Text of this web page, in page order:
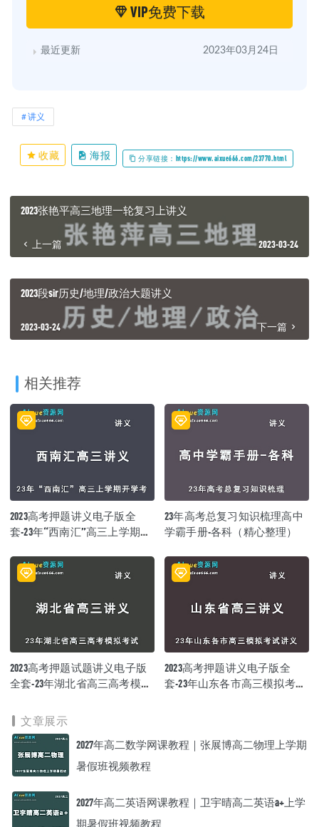
VIP免费下载
最近更新 2023年03月24日
讲义
收藏 海报 分享链接：https://www.aixue666.com/23770.html
2023张艳平高三地理一轮复习上讲义
上一篇 2023-03-24
2023段sir历史/地理/政治大题讲义
2023-03-24 下一篇
相关推荐
2023高考押题讲义电子版全
套-23年“西南汇”高三上学期开
23年高考总复习知识梳理高中
学霸手册-各科（精心整理）
2023高考押题试题讲义电子版
全套-23年湖北省高三高考模拟
2023高考押题讲义电子版全
套-23年山东各市高三模拟考试
文章展示
2027年高二数学网课教程｜张展博高二物理上学期
暑假班视频教程
2027年高二英语网课教程｜卫宇晴高二英语a+上学
期暑假班视频教程